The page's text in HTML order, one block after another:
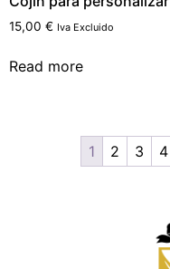
15,00 € Iva Excluido
Read more
1 2 3 4